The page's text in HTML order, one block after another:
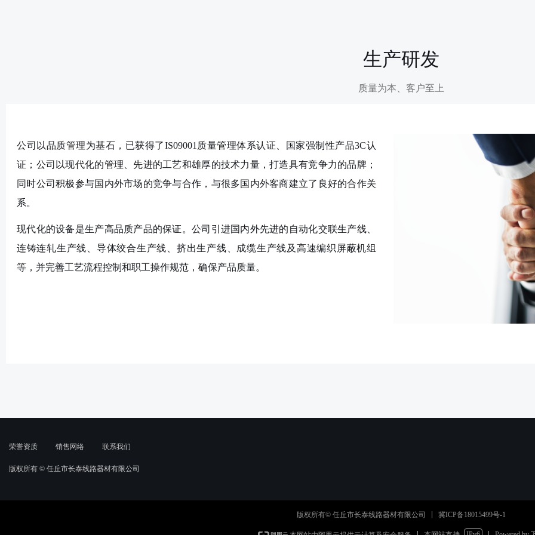
生产研发
质量为本、客户至上
公司以品质管理为基石，已获得了IS09001质量管理体系认证、国家强制性产品3C认
证；公司以现代化的管理、先进的工艺和雄厚的技术力量，打造具有竞争力的品牌；
同时公司积极参与国内外市场的竞争与合作，与很多国内外客商建立了良好的合作关
系。
现代化的设备是生产高品质产品的保证。公司引进国内外先进的自动化交联生产线、
连铸连轧生产线、导体绞合生产线、挤出生产线、成缆生产线及高速编织屏蔽机组
等，并完善工艺流程控制和职工操作规范，确保产品质量。
荣誉资质 销售网络 联系我们
版权所有 © 任丘市长泰线路器材有限公司
版权所有© 任丘市长泰线路器材有限公司 冀ICP备18015499号-1